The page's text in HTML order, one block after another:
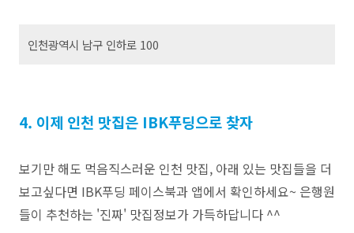
인천광역시 남구 인하로 100
4. 이제 인천 맛집은 IBK푸딩으로 찾자
보기만 해도 먹음직스러운 인천 맛집, 아래 있는 맛집들을 더
보고싶다면 IBK푸딩 페이스북과 앱에서 확인하세요~ 은행원
들이 추천하는 '진짜' 맛집정보가 가득하답니다 ^^